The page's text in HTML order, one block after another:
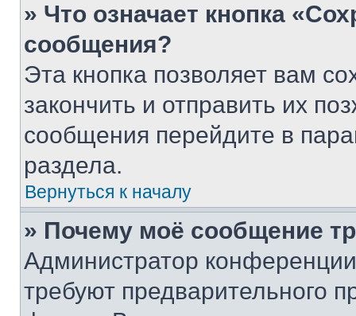
» Что означает кнопка
сообщения?
Эта кнопка позволяет вам
закончить и отправить их
сообщения перейдите в
раздела.
Вернуться к началу
» Почему моё сообщение
Администратор
требуют предварительного